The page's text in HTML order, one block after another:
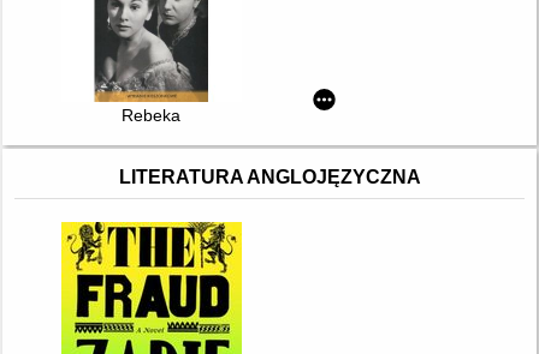
Rebeka
LITERATURA ANGLOJĘZYCZNA